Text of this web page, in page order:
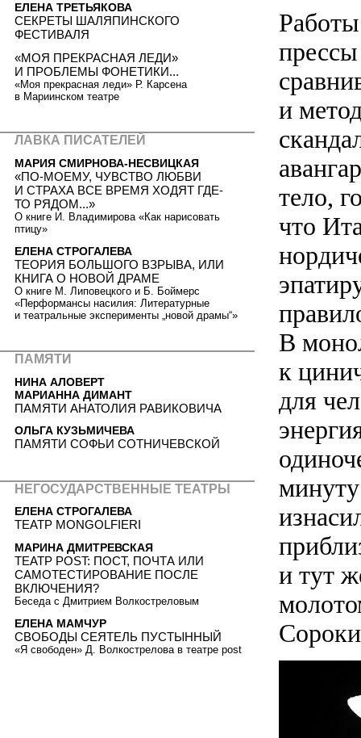
и
тело,
что
В
к
для
и тут
ЕЛЕНА ТРЕТЬЯКОВА
СЕКРЕТЫ ШАЛЯПИНСКОГО
ФЕСТИВАЛЯ
«МОЯ ПРЕКРАСНАЯ ЛЕДИ»
И ПРОБЛЕМЫ ФОНЕТИКИ...
«Моя прекрасная леди» Р. Карсена
в Мариинском театре
ЛАВКА ПИСАТЕЛЕЙ
МАРИЯ СМИРНОВА-НЕСВИЦКАЯ
«ПО-МОЕМУ, ЧУВСТВО ЛЮБВИ
И СТРАХА ВСЕ ВРЕМЯ ХОДЯТ ГДЕ-
ТО РЯДОМ...»
О книге И. Владимирова «Как нарисовать
птицу»
ЕЛЕНА СТРОГАЛЕВА
ТЕОРИЯ БОЛЬШОГО ВЗРЫВА, ИЛИ
КНИГА О НОВОЙ ДРАМЕ
О книге М. Липовецкого и Б. Боймерс
«Перформансы насилия: Литературные
и театральные эксперименты „новой драмы“»
ПАМЯТИ
НИНА АЛОВЕРТ
МАРИАННА ДИМАНТ
ПАМЯТИ АНАТОЛИЯ РАВИКОВИЧА
ОЛЬГА КУЗЬМИЧЕВА
ПАМЯТИ СОФЬИ СОТНИЧЕВСКОЙ
НЕГОСУДАРСТВЕННЫЕ ТЕАТРЫ
ЕЛЕНА СТРОГАЛЕВА
ТЕАТР MONGOLFIERI
МАРИНА ДМИТРЕВСКАЯ
ТЕАТР POST: ПОСТ, ПОЧТА ИЛИ
САМОТЕСТИРОВАНИЕ ПОСЛЕ
ВКЛЮЧЕНИЯ?
Беседа с Дмитрием Волкостреловым
ЕЛЕНА МАМЧУР
СВОБОДЫ СЕЯТЕЛЬ ПУСТЫННЫЙ
«Я свободен» Д. Волкострелова в театре post